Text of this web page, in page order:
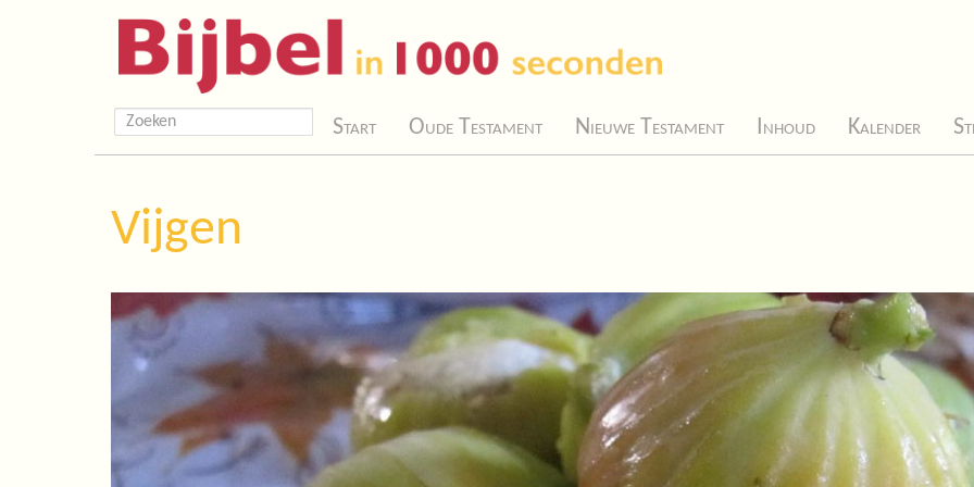
Start Oude Testament Nieuwe Testament Inhoud Kalender
Vijgen